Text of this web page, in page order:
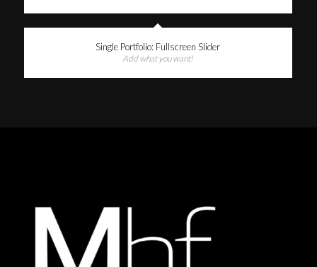
Single Portfolio: Fullscreen Slider
Add what you want!